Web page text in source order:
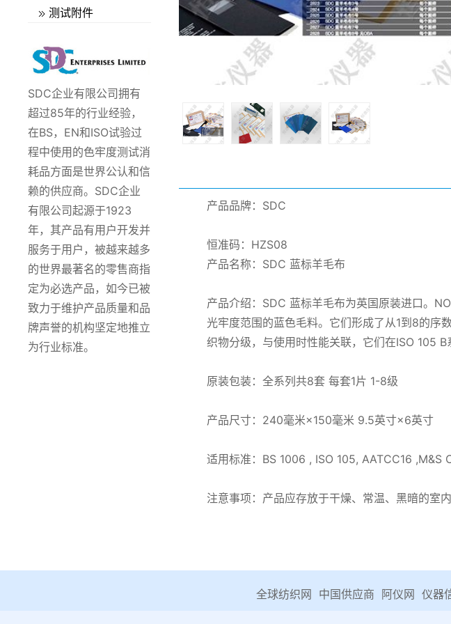
测试附件
SDC企业有限公司拥有
超过85年的行业经验，
在BS，EN和ISO试验过
程中使用的色牢度测试消
耗品方面是世界公认和信
赖的供应商。SDC企业
有限公司起源于1923
年，其产品有用户开发并
服务于用户，被越来越多
的世界最著名的零售商指
定为必选产品，如今已被
致力于维护产品质量和品
牌声誉的机构坚定地推立
为行业标准。
产品品牌：SDC
恒准码：HZS08
产品名称：SDC 蓝标羊毛布
产品介绍：SDC 蓝标羊毛布为英国原装进口。
光牢度范围的蓝色毛料。它们形成了从1到8的序
织物分级，与使用时性能关联，它们在ISO 105 B
原装包装：全系列共8套 每套1片 1-8级
产品尺寸：240毫米×150毫米 9.5英寸×6英寸
适用标准：BS 1006 , ISO 105, AATCC16 ,M&S
注意事项：产品应存放于干燥、常温、黑暗的室
全球纺织网 中国供应商 阿仪网 仪器